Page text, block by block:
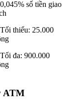
số tiền giao
thiểu: 25.000
đa: 900.000
ATM